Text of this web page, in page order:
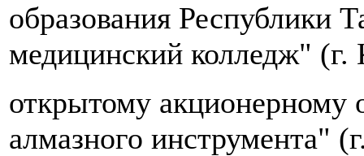
образования Республики
медицинский колледж" (г.
открытому акционерному
алмазного инструмента"